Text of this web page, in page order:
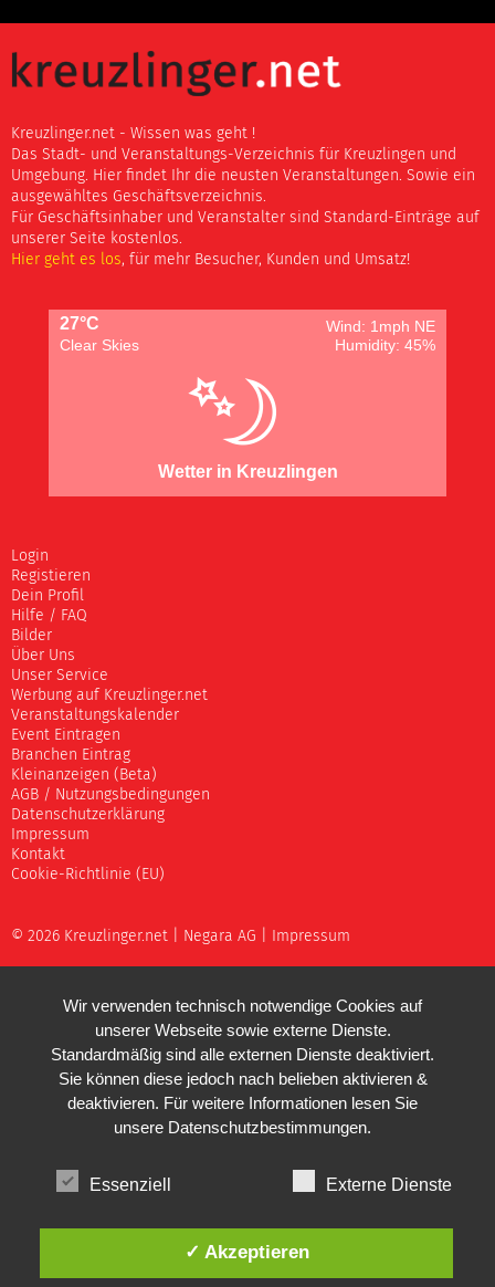
Kreuzlinger.net - Wissen was geht !
Das Stadt- und Veranstaltungs-Verzeichnis für Kreuzlingen und
Umgebung. Hier findet Ihr die neusten Veranstaltungen. Sowie ein
ausgewähltes Geschäftsverzeichnis.
Für Geschäftsinhaber und Veranstalter sind Standard-Einträge auf
unserer Seite kostenlos.
Hier geht es los, für mehr Besucher, Kunden und Umsatz!
27°C
Wind: 1mph NE
Clear Skies
Humidity: 45%
Wetter in Kreuzlingen
Login
Registieren
Dein Profil
Hilfe / FAQ
Bilder
Über Uns
Unser Service
Werbung auf Kreuzlinger.net
Veranstaltungskalender
Event Eintragen
Branchen Eintrag
Kleinanzeigen (Beta)
AGB / Nutzungsbedingungen
Datenschutzerklärung
Impressum
Kontakt
Cookie-Richtlinie (EU)
© 2026 Kreuzlinger.net | Negara AG Impressum
Wir verwenden technisch notwendige Cookies auf
unserer Webseite sowie externe Dienste.
Standardmäßig sind alle externen Dienste deaktiviert.
Sie können diese jedoch nach belieben aktivieren &
deaktivieren. Für weitere Informationen lesen Sie
unsere Datenschutzbestimmungen.
Essenziell Externe Dienste
✓ Akzeptieren